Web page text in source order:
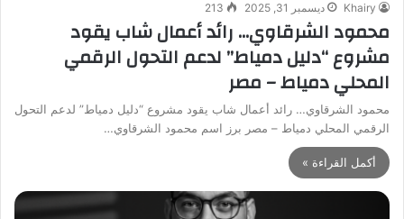
Khairy ديسمبر 31, 2025 213
محمود الشرقاوي… رائد أعمال شاب يقود
مشروع “دليل دمياط” لدعم التحول الرقمي
المحلي دمياط – مصر
محمود الشرقاوي… رائد أعمال شاب يقود مشروع “دليل دمياط” لدعم التحول
الرقمي المحلي دمياط – مصر برز اسم محمود الشرقاوي…
أكمل القراءة »